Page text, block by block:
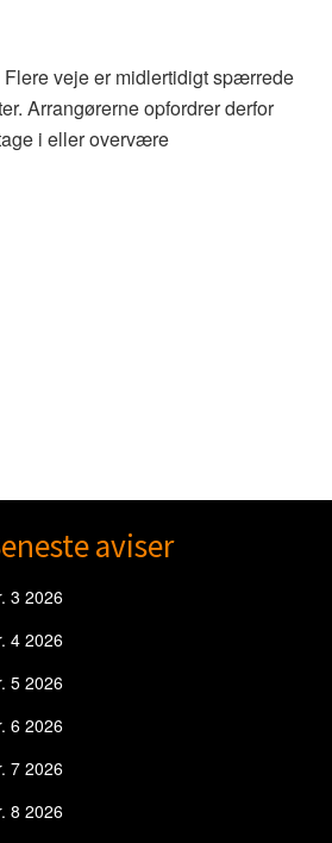
veje er midlertidigt spærrede
Arrangørerne opfordrer derfor
i eller overvære
aviser
3 2026
4 2026
5 2026
6 2026
7 2026
8 2026